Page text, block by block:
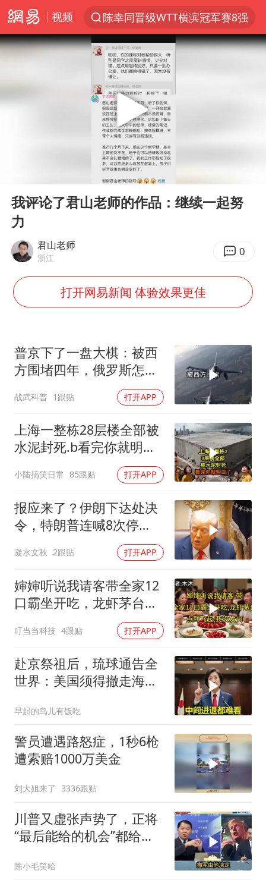
视频
陈幸同晋级WTT横滨冠军赛8强
上半年我国机械工业经济运行稳中有进
四川宜宾市高县发生4.9级地震
台风白海豚加强
向鹏0-3不敌张本智和
“立秋的第一杯奶茶”又爆单了
宇树科技中一签需缴款7.54万元
“新疆阿勒泰八月能滑雪”不实
福建泉州市委书记张毅恭被查
山东潍坊发布大风黄色预警
东方之约 相约未来
我评论了君山老师的作品：继续一起努
力
君山老师
浙江 0
打开网易新闻 体验效果更佳
普京下了一盘大棋：被西
方围堵四年，俄罗斯怎么
反倒打出了国运翻盘？
战武科普 1跟贴 打开APP
上海一整栋28层楼全部被
水泥封死.b看完你就明白
小陆搞笑日常 85跟贴 打开APP
报应来了？伊朗下达处决
令，特朗普连喊8次停
手，海外资产遭清算
凝水文秋 2跟贴 打开APP
婶婶听说我请客带全家12
口霸坐开吃，龙虾茅台点
叮当当科技 4跟贴 打开APP
赴京祭祖后，琉球通告全
世界：美国须得撤走海马
早起的鸟儿有饭吃
警员遭遇路怒症，1秒6枪
遭索赔1000万美金
刘大姐来了 3336跟贴
川普又虚张声势了，正将
“最后能给的机会”都给伊
陈小毛笑哈